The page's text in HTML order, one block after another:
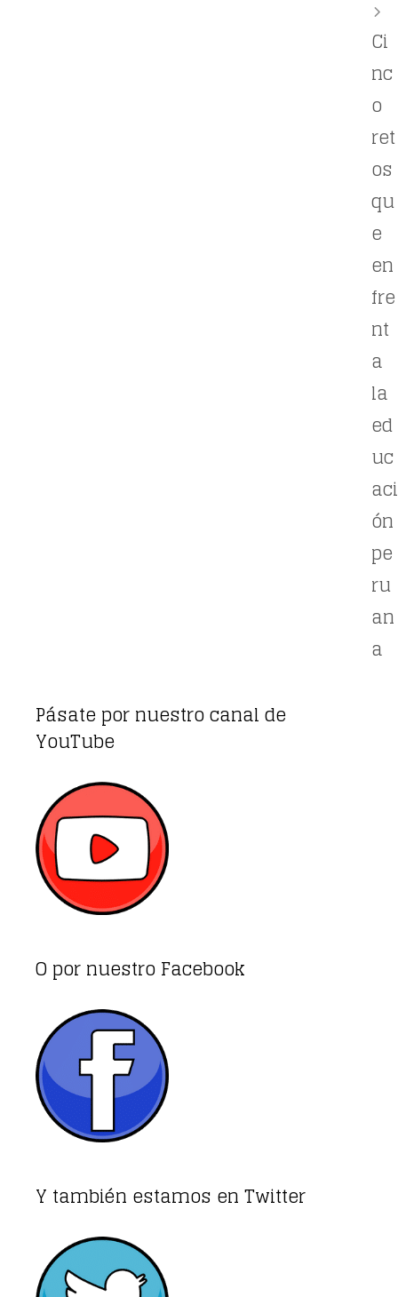
Ci
nc
o
ret
os
qu
e
en
fre
nt
a
la
ed
uc
aci
ón
pe
ru
an
a
Pásate por nuestro canal de
YouTube
O por nuestro Facebook
Y también estamos en Twitter